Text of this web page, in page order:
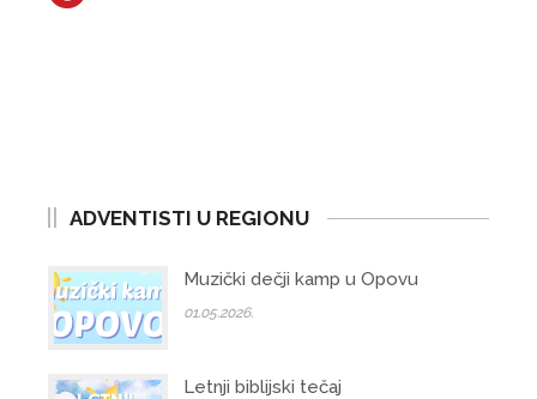
ADVENTISTI U REGIONU
Muzički dečji kamp u Opovu
01.05.2026.
Letnji biblijski tečaj